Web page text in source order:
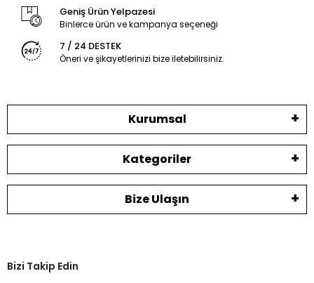
Geniş Ürün Yelpazesi
Binlerce ürün ve kampanya seçeneği
7 / 24 DESTEK
Öneri ve şikayetlerinizi bize iletebilirsiniz.
Kurumsal
Kategoriler
Bize Ulaşın
Bizi Takip Edin